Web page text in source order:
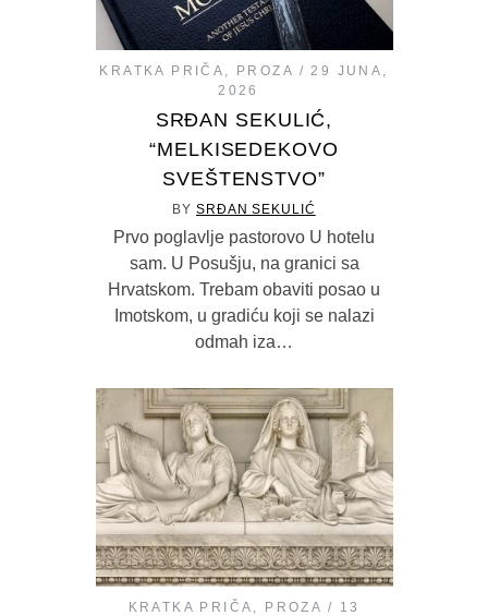
KRATKA PRIČA , PROZA
SRĐAN SEKULIĆ,
“MELKISEDEKOVO
SVEŠTENSTVO”
BY SRĐAN SEKULIĆ
Prvo poglavlje pastorovo U hotelu
sam. U Posušju, na granici sa
Hrvatskom. Trebam obaviti posao u
Imotskom, u gradiću koji se nalazi